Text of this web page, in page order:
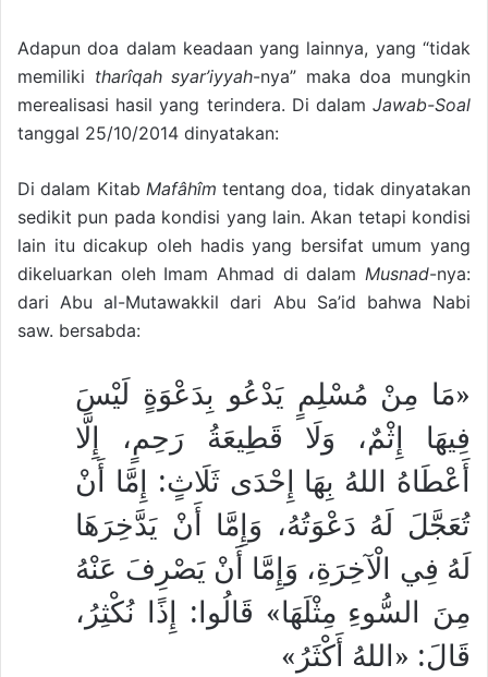
Adapun doa dalam keadaan yang lainnya, yang “tidak
memiliki tharîqah syar’iyyah-nya” maka doa mungkin
merealisasi hasil yang terindera. Di dalam Jawab-Soal
tanggal 25/10/2014 dinyatakan:
Di dalam Kitab Mafâhîm tentang doa, tidak dinyatakan
sedikit pun pada kondisi yang lain. Akan tetapi kondisi
lain itu dicakup oleh hadis yang bersifat umum yang
dikeluarkan oleh Imam Ahmad di dalam Musnad-nya:
dari Abu al-Mutawakkil dari Abu Sa’id bahwa Nabi
saw. bersabda:
«مَا مِنْ مُسْلِمٍ يَدْعُو بِدَعْوَةٍ لَيْسَ
فِيهَا إِثْمٌ، وَلَا قَطِيعَةُ رَحِمٍ، إِلَّا
أَعْطَاهُ اللهُ بِهَا إِحْدَى ثَلَاثٍ: إِمَّا أَنْ
تُعَجَّلَ لَهُ دَعْوَتُهُ، وَإِمَّا أَنْ يَدَّخِرَهَا
لَهُ فِي الْآخِرَةِ، وَإِمَّا أَنْ يَصْرِفَ عَنْهُ
مِنَ السُّوءِ مِثْلَهَا» قَالُوا: إِذًا نُكْثِرُ،
قَالَ: «اللهُ أَكْثَرُ»